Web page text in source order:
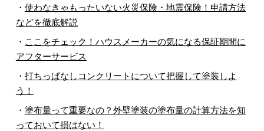
・ 使わなきゃもったいない火災保険・地震保険！申請方法
などを徹底解説
・ ここをチェック！ハウスメーカーの気になる保証期間に
アフターサービス
・ 打ちっぱなしコンクリートについて把握して塗装しよ
う！
・ 塗布量って重要なの？外壁塗装の塗布量の計算方法を知
っておいて損はない！